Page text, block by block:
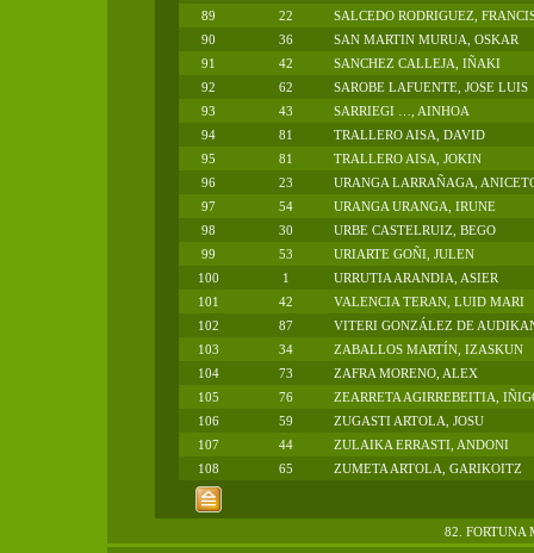
89
22
SALCEDO RODRIGUEZ,
90
36
SAN MARTIN MURUA, OSKAR
91
42
SANCHEZ CALLEJA, IÑAKI
92
62
SAROBE LAFUENTE, JOSE LUIS
93
43
SARRIEGI …, AINHOA
94
81
TRALLERO AISA, DAVID
95
81
TRALLERO AISA, JOKIN
96
23
URANGA LARRAÑAGA,
97
54
URANGA URANGA, IRUNE
98
30
URBE CASTELRUIZ, BEGO
99
53
URIARTE GOÑI, JULEN
100
1
URRUTIA ARANDIA, ASIER
101
42
VALENCIA TERAN, LUID MARI
102
87
VITERI GONZÁLEZ DE
103
34
ZABALLOS MARTÍN, IZASKUN
104
73
ZAFRA MORENO, ALEX
105
76
ZEARRETA AGIRREBEITIA,
106
59
ZUGASTI ARTOLA, JOSU
107
44
ZULAIKA ERRASTI, ANDONI
108
65 ZUMETA ARTOLA, GARIKOITZ
82.